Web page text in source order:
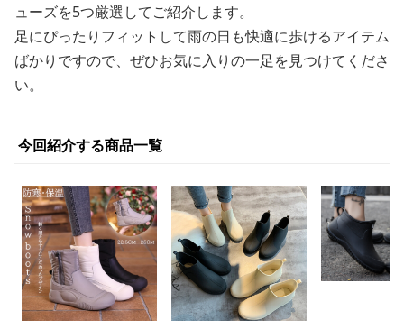
ューズを5つ厳選してご紹介します。
足にぴったりフィットして雨の日も快適に歩けるアイテム
ばかりですので、ぜひお気に入りの一足を見つけてくださ
い。
今回紹介する商品一覧